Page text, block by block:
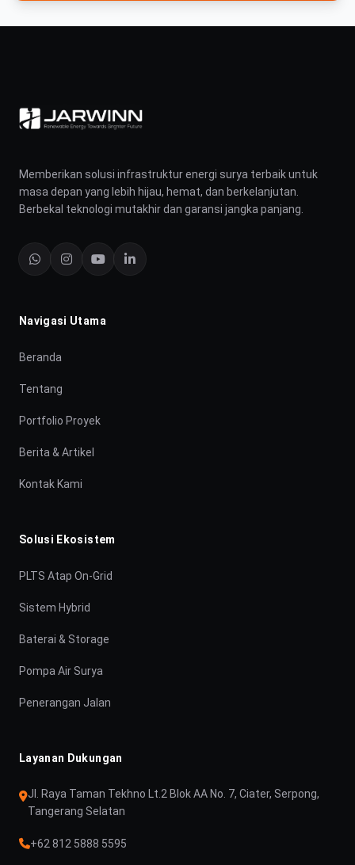
Memberikan solusi infrastruktur energi surya terbaik untuk
masa depan yang lebih hijau, hemat, dan berkelanjutan.
Berbekal teknologi mutakhir dan garansi jangka panjang.
Navigasi Utama
Beranda
Tentang
Portfolio Proyek
Berita & Artikel
Kontak Kami
Solusi Ekosistem
PLTS Atap On-Grid
Sistem Hybrid
Baterai & Storage
Pompa Air Surya
Penerangan Jalan
Layanan Dukungan
Jl. Raya Taman Tekhno Lt.2 Blok AA No. 7, Ciater, Serpong,
Tangerang Selatan
+62 812 5888 5595